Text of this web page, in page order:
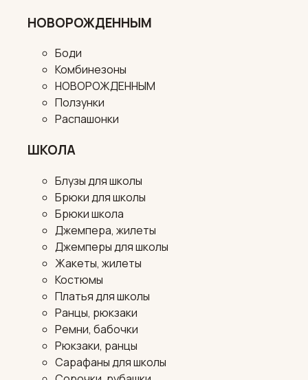
НОВОРОЖДЕННЫМ
Боди
Комбинезоны
НОВОРОЖДЕННЫМ
Ползунки
Распашонки
ШКОЛА
Блузы для школы
Брюки для школы
Брюки школа
Джемпера, жилеты
Джемперы для школы
Жакеты, жилеты
Костюмы
Платья для школы
Ранцы, рюкзаки
Ремни, бабочки
Рюкзаки, ранцы
Сарафаны для школы